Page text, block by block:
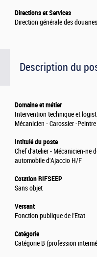
Description du
Domaine et métier
Intervention technique et
Mécanicien - Carossier -Peintre
Intitulé du poste
Chef d'atelier - Mécanicien-ne
automobile d'Ajaccio H/F
Cotation RIFSEEP
Sans objet
Versant
Fonction publique de l'Etat
Catégorie
Catégorie B (profession
Directions et Services
Direction générale des